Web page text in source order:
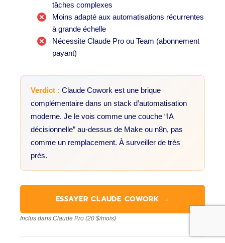
tâches complexes
Moins adapté aux automatisations récurrentes
à grande échelle
Nécessite Claude Pro ou Team (abonnement
payant)
Verdict : Claude Cowork est une brique
complémentaire dans un stack d’automatisation
moderne. Je le vois comme une couche “IA
décisionnelle” au-dessus de Make ou n8n, pas
comme un remplacement. À surveiller de très
près.
ESSAYER CLAUDE COWORK →
Inclus dans Claude Pro (20 $/mois)